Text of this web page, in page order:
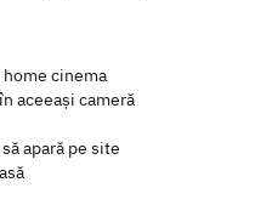
cinema
aceeași cameră
apară pe site